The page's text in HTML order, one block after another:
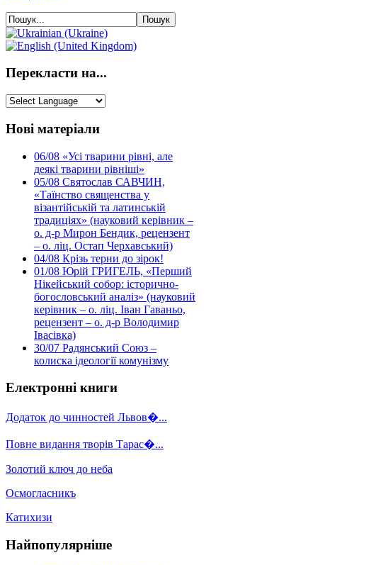
Перекласти на...
Нові матеріали
06/08 «Усі тварини рівні, але
деякі тварини рівніші»
05/08 Святослав САВЧИН,
«Таїнство священства у
візантійській та латинській
традиціях» (науковий керівник –
о. д-р Мирон Бендик, рецензент
– о. ліц. Остап Черхавський)
04/08 Крізь терни до зірок!
01/08 Юрій ГРИГЕЛЬ, «Перший
Нікейський собор: історично-
богословський аналіз» (науковий
керівник – о. ліц. Іван Гаваньо,
рецензент – о. д-р Володимир
Івасівка)
30/07 Радянський Союз –
колиска ідеології комунізму
Електронні книги
Додаток до чинностей Львов�...
Повне видання творів Тарас�...
Золотий ключ до неба
Осмогласникъ
Катихизи
Найпопулярніше